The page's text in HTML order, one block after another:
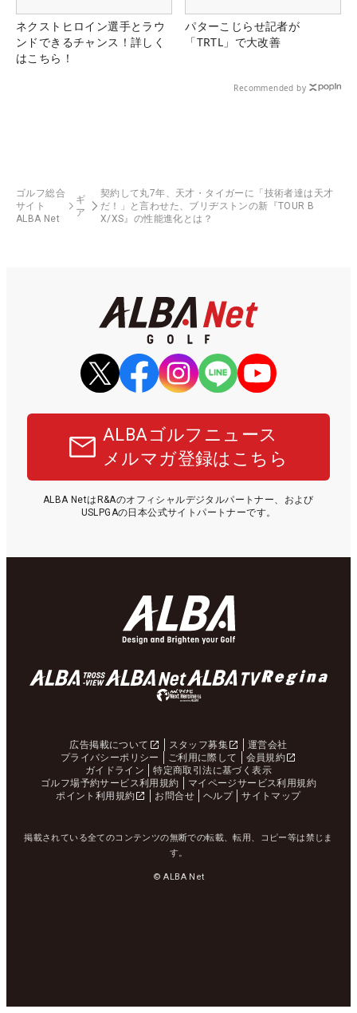
ネクストヒロイン選手とラウ
ンドできるチャンス！詳しく
はこちら！
パターこじらせ記者が
「TRTL」で大改善
Recommended by
ゴルフ総合
サイト
ALBA Net
ギ
ア
契約して丸7年、天才・タイガーに「技術者達は天才
だ！」と言わせた、ブリヂストンの新『TOUR B
X/XS』の性能進化とは？
ALBAゴルフニュース
メルマガ登録はこちら
ALBA NetはR&Aのオフィシャルデジタルパートナー、および
USLPGAの日本公式サイトパートナーです。
広告掲載について スタッフ募集
運営会社
プライバシーポリシー
ご利用に際して
会員規約
ガイドライン
特定商取引法に基づく表示
ゴルフ場予約サービス利用規約
マイページサービス利用規約
ポイント利用規約
お問合せ ヘルプ サイトマップ
掲載されている全てのコンテンツの無断での転載、転用、コピー等は禁じま
す。
© ALBA Net